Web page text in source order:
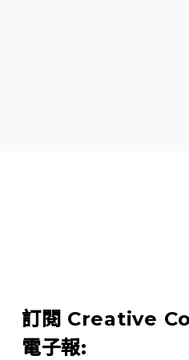
訂閱 Creative
電子報: